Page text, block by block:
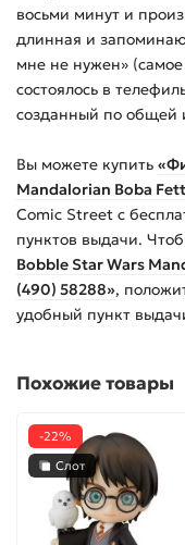
восьми минут и
длинная и
мне не нужен»
состоялось в
созданный по общей
Вы можете купить
Mandalorian Boba
Comic Street с
пунктов выдачи.
Bobble Star Wars
(490) 58288»,
удобный пункт
Похожие товары
-22%
Слот